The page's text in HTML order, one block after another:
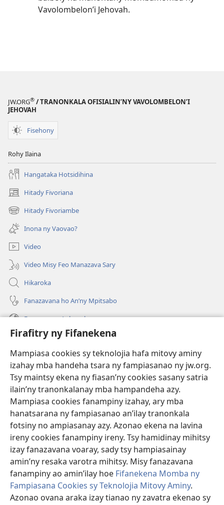
Firafitry ny Fifanekena
Mampiasa cookies sy teknolojia hafa mitovy aminy
izahay mba handeha tsara ny fampiasanao ny jw.org.
Tsy maintsy ekena ny fiasan’ny cookies sasany satria
ilain’ny tranonkalanay mba hampandeha azy.
Mampiasa cookies fanampiny izahay, ary mba
hanatsarana ny fampiasanao an’ilay tranonkala
fotsiny no ampiasanay azy. Azonao ekena na lavina
ireny cookies fanampiny ireny. Tsy hamidinay mihitsy
izay fanazavana voaray, sady tsy hampiasainay
amin’ny resaka varotra mihitsy. Misy fanazavana
fanampiny ao amin’ilay hoe Fifanekena Momba ny
Fampiasana Cookies sy Teknolojia Mitovy Aminy.
Azonao ovana araka izay tianao ny zavatra ekenao sy
Vavolombelon’i Jehovah.
JW.ORG® / TRANONKALA OFISIALIN’NY VAVOLOMBELON’I
JEHOVAH
Fisehony
Rohy Ilaina
Hangataka Hotsidihina
Hitady Fivoriana
(manokatra
rohy) Hitady Fivoriambe
(manokatra
rohy) Inona ny Vaovao?
Video
Video Misy Feo Manazava Sary
Hikaroka
Fanazavana ho An’ny Mpitsabo
Fanazavana Ankapobeny
Fanampiana
Fanomezana
(manokatra
rohy)
FITEHIRIZAM-BOKIN’NY Vavolombelon’i Jehovah
(manokatra
rohy)
JW Hub
(manokatra
rohy)
JW Library
Watchtower Library ®